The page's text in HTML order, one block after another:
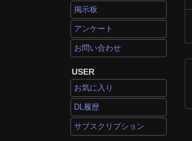
掲示板
アンケート
お問い合わせ
USER
お気に入り
DL履歴
サブスクリプション